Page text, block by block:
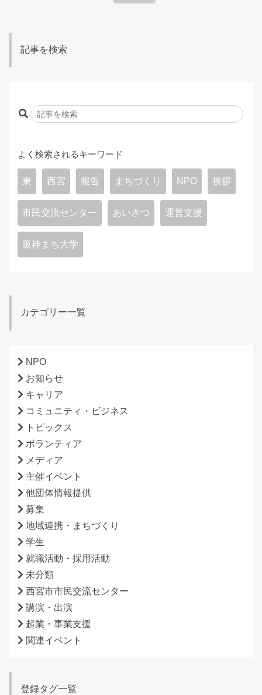
記事を検索
よく検索されるキーワード
東 西宮 報告 まちづくり NPO 挨拶
市民交流センター あいさつ 運営支援
阪神まち大学
カテゴリー一覧
NPO
お知らせ
キャリア
コミュニティ・ビジネス
トピックス
ボランティア
メディア
主催イベント
他団体情報提供
募集
地域連携・まちづくり
学生
就職活動・採用活動
未分類
西宮市市民交流センター
講演・出演
起業・事業支援
関連イベント
登録タグ一覧